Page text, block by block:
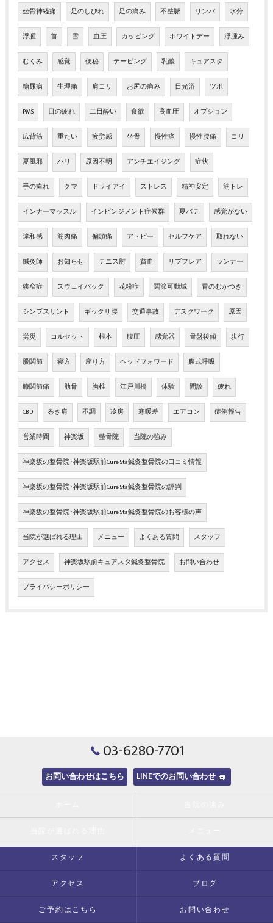
坐骨神経痛 足のしびれ 足の痛み 不整脈 リンパ 水分
浮腫 首 雪 血圧 カッピング ホワイトデー 浮腫み
むくみ 感覚 便秘 テーピング 乳酸 キュアスタ
糖尿病 生理痛 肩コリ お尻の痛み 日光浴 ツボ
PMS 目の疲れ 二日酔い 食欲 高血圧 オプション
広背筋 重たい 疲労感 坐骨 慢性痛 慢性腰痛 コリ
夏風邪 ハリ 原因不明 アンチエイジング 症状
手の痺れ クマ ドライアイ ストレス 精神安定 筋トレ
インナーマッスル インピンジメント症候群 夏バテ 感覚がない
違和感 筋肉痛 偏頭痛 アトピー セルフケア 取れない
鍼灸師 お知らせ テニス肘 貧血 リブフレア ランナー
狭窄症 スウェイバック 花粉症 関節可動域 胃のむかつき
シンプスリント ギックリ腰 交通事故 デスクワーク 原因
労災 コルセット 根本 腹圧 感覚器 骨盤後傾 歩行
股関節 寝方 座り方 ヘッドフォワード 腹式呼吸
膝関節痛 肋骨 胸椎 江戸川橋 体験 問診 疲れ
CBD 巻き肩 不調 冷房 寒暖差 エアコン 症例報告
営業時間 神楽坂 整骨院 当院の強み
神楽坂の整骨院･神楽坂駅前Cure Sta鍼灸整骨院の口コミ情報
神楽坂の整骨院･神楽坂駅前Cure Sta鍼灸整骨院の評判
神楽坂の整骨院･神楽坂駅前Cure Sta鍼灸整骨院のお客様の声
当院が選ばれる理由 メニュー よくある質問 スタッフ
アクセス 神楽坂駅前キュアスタ鍼灸整骨院 お問い合わせ
プライバシーポリシー
03-6280-7701
お問い合わせはこちら LINEでのお問い合わせ
スタッフ よくある質問
アクセス ブログ
ご予約はこちら お問い合わせ